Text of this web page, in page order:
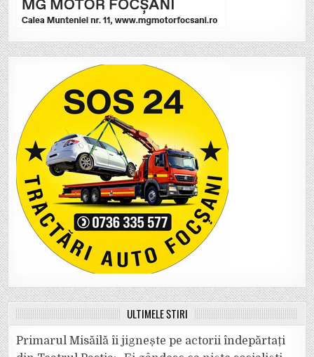
ULTIMELE ȘTIRI
Primarul Misăilă îi jignește pe actorii îndepărtați